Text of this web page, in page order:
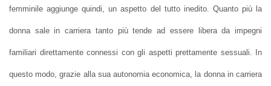
femminile aggiunge quindi, un aspetto del tutto inedito. Quanto più la
donna sale in carriera tanto più tende ad essere libera da impegni
familiari direttamente connessi con gli aspetti prettamente sessuali. In
questo modo, grazie alla sua autonomia economica, la donna in carriera